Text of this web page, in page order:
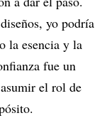
yo podría
la esencia y la
fue un
el rol de